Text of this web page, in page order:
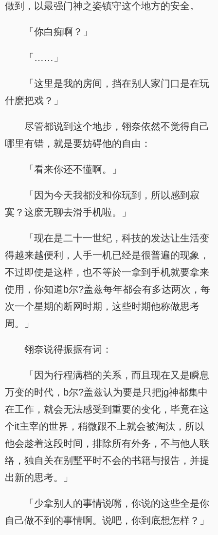
做到，以最强门神之姿镇守这个地方的安全。
「你白痴啊？」
「……」
「这里是我的房间，挡在别人家门口是在玩
什麽把戏？」
尽管都说到这个地步，翎奈依然不觉得自己
哪里有错，就是要妨碍他的自由：
「看来你还不懂啊。」
「因为今天我都没和你玩到，所以感到寂
寞？这麽无聊去滑手机啦。」
「现在是二十一世纪，科技的发达让生活变
得越来越便利，人手一机已经是很普遍的现象，
不过即使是这样，也不等於一拿到手机就要拿来
使用，你知道b尔?盖兹每年都会有多达两次，每
次一个星期的断网时期，这些时期他称做思考
周。」
翎奈说得振振有词：
「因为行程满档的关系，而且现在又是瞬息
万变的时代，b尔?盖兹认为要是只把jg神都集中
在工作，就会无法感受到重要的变化，毕竟在这
个it主宰的世界，稍微跟不上就会被淘汰，所以
他会趁着这段时间，排除所有外务，不与他人联
络，独自关在别墅平时不会的书籍与报告，并提
出新的思考。」
「少拿别人的事情说嘴，你说的这些全是你
自己做不到的事情啊。说吧，你到底想怎样？」